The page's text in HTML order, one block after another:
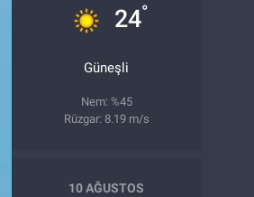
24°
Güneşli
Nem: %45
Rüzgar: 8.19 m/s
10 AĞUSTOS